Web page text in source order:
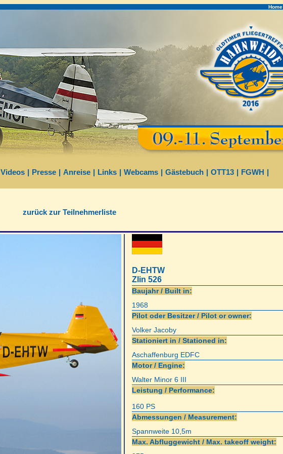
Home
Videos | Presse | Anreise | Links | Webcams | Gästebuch | OTT13 | FGWH |
zurück zur Teilnehmerliste
D-EHTW
Zlin 526
Baujahr / Built in:
1968
Pilot oder Besitzer / Pilot or owner:
Volker Jacoby
Stationiert in / Stationed in:
Aschaffenburg EDFC
Motor / Engine:
Walter Minor 6 III
Leistung / Performance:
160 PS
Abmessungen / Measurement:
Spannweite 10,5m
Max. Abfluggewicht / Max. takeoff weight: